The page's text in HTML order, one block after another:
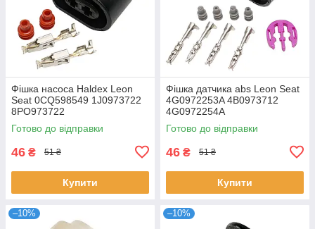
Фішка насоса Haldex Leon
Seat 0CQ598549 1J0973722
8PO973722
Готово до відправки
46 ₴ 51 ₴
Купити
Фішка датчика abs Leon Seat
4G0972253A 4B0973712
4G0972254A
Готово до відправки
46 ₴ 51 ₴
Купити
–10% –10%